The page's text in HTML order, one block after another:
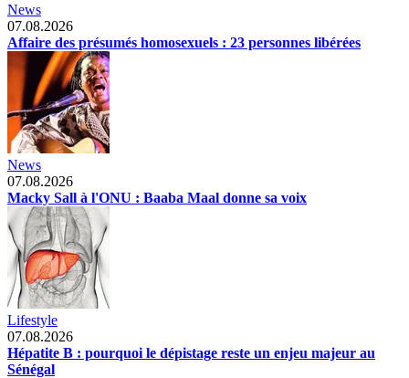
News
07.08.2026
Affaire des présumés homosexuels : 23 personnes libérées
News
07.08.2026
Macky Sall à l'ONU : Baaba Maal donne sa voix
Lifestyle
07.08.2026
Hépatite B : pourquoi le dépistage reste un enjeu majeur au
Sénégal